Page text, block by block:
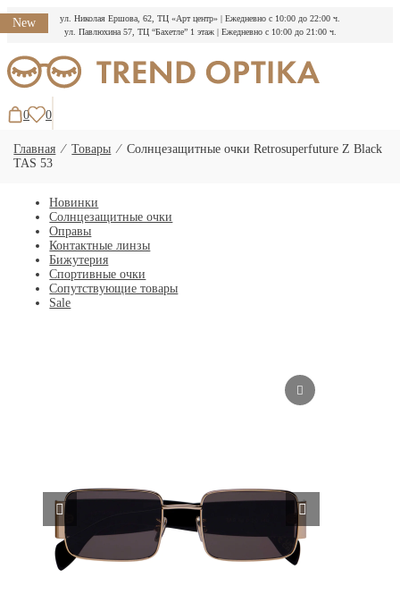
ул. Николая Ершова, 62, ТЦ «Арт центр» | Ежедневно с 10:00 до 22:00 ч.
ул. Павлюхина 57, ТЦ “Бахетле” 1 этаж | Ежедневно с 10:00 до 21:00 ч.
к
содержимому
0 0
Главная ⁄Товары ⁄Солнцезащитные очки Retrosuperfuture Z Black
TAS 53
Новинки
Солнцезащитные очки
Оправы
Контактные линзы
Бижутерия
Спортивные очки
Сопутствующие товары
Sale
New